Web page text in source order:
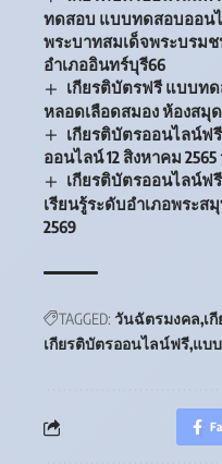
ทดสอบ แบบทดสอบออน
พระบาทสมเด็จพระบรม
อำเภออินทร์บุรี66
เกียรติบัตรฟรี แบบทด
หลอดเลือดสมอง ห้องสมุ
เกียรติบัตรออนไลน์ฟ
ออนไลน์ 12 สิงหาคม
เกียรติบัตรออนไลน์ฟ
เรียนรู้ระดับอำเภอพระส
2569
TAGGED: วันฉัตรมงคล เ
เกียรติบัตรออนไลน์ฟรี แบ